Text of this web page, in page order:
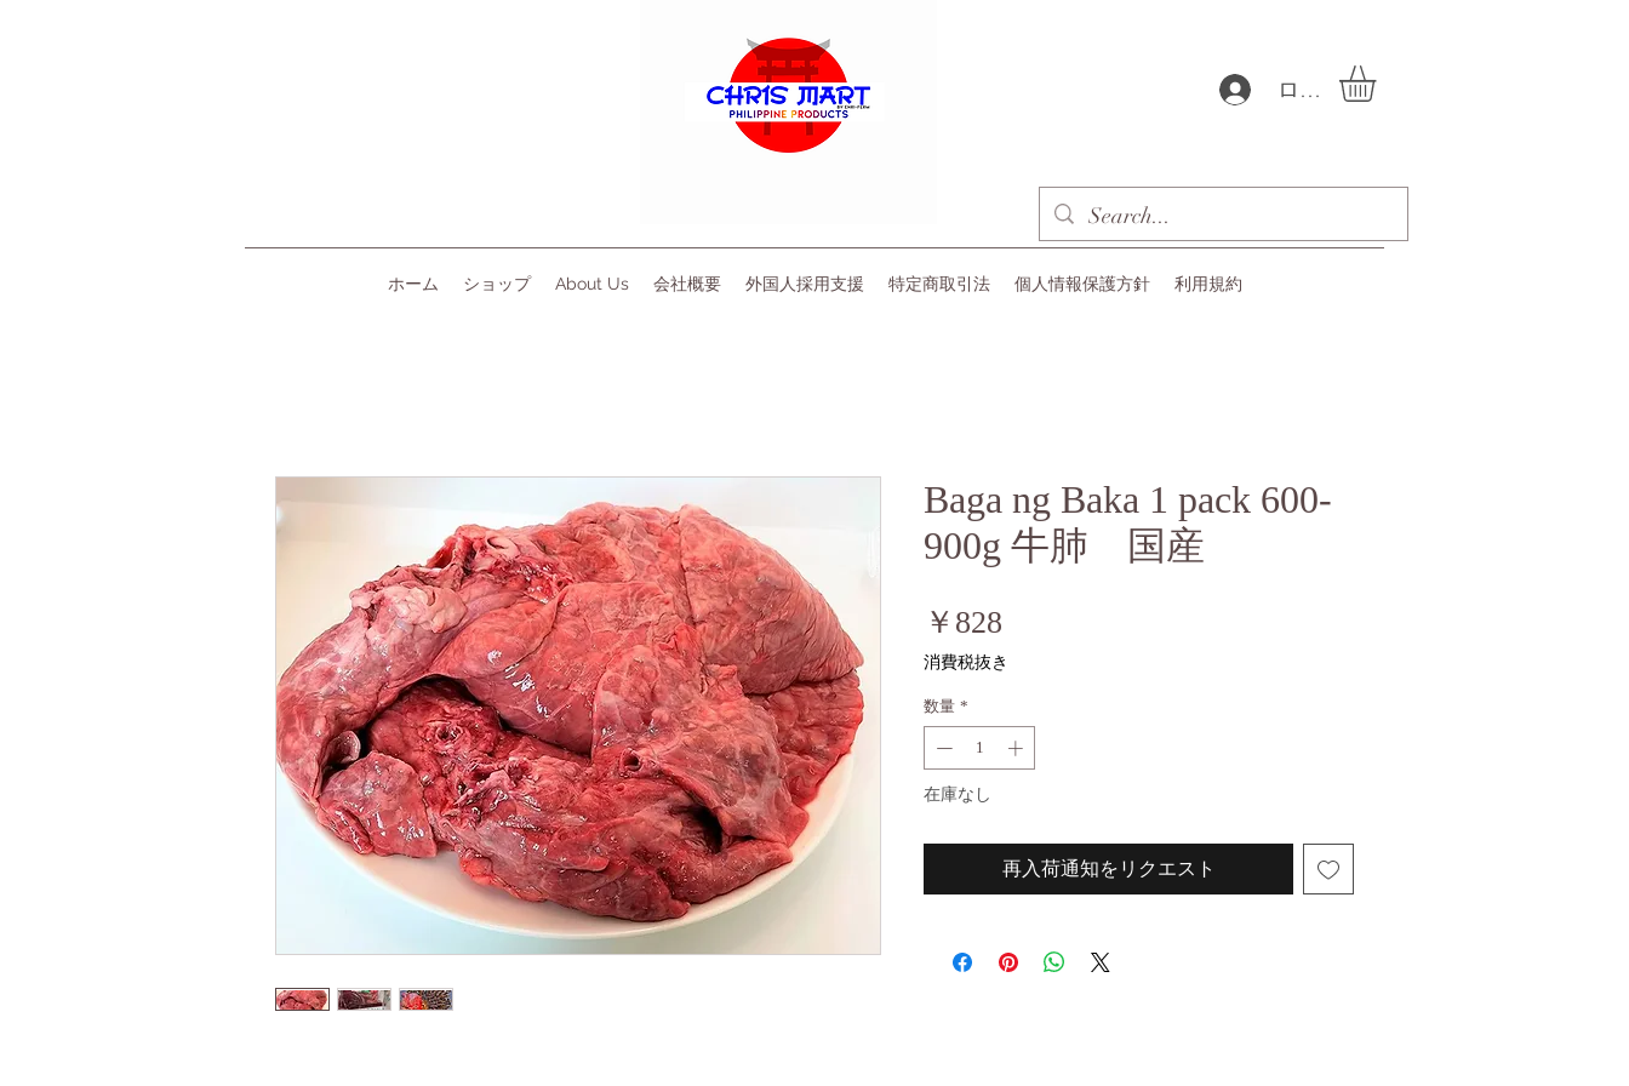
ログイン
ホーム ショップ About Us 会社概要 外国人採用支援 特定商取引法 個人情報保護方針 利用規約
Baga ng Baka 1 pack 600-
900g 牛肺 国産
￥828
格
消費税抜き
数量 *
在庫なし
再入荷通知をリクエスト